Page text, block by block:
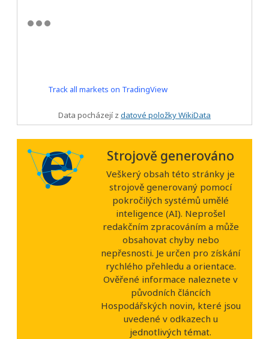
Track all markets on TradingView
Data pocházejí z datové položky WikiData
Strojově generováno
Veškerý obsah této stránky je
strojově generovaný pomocí
pokročilých systémů umělé
inteligence (AI). Neprošel
redakčním zpracováním a může
obsahovat chyby nebo
nepřesnosti. Je určen pro získání
rychlého přehledu a orientace.
Ověřené informace naleznete v
původních článcích
Hospodářských novin, které jsou
uvedené v odkazech u
jednotlivých témat.